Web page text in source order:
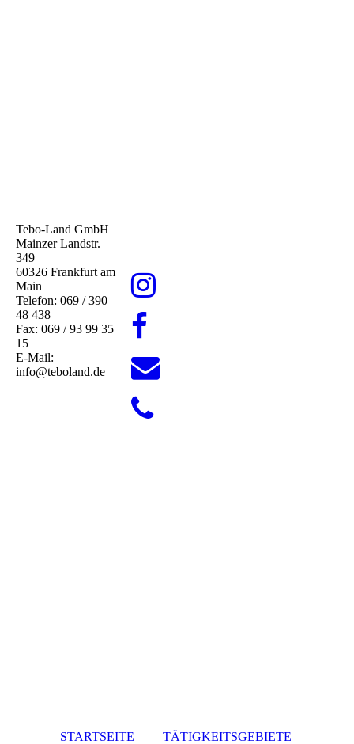
Tebo-Land GmbH
Mainzer Landstr.
349
60326 Frankfurt am
Main
Telefon: 069 / 390
48 438
Fax: 069 / 93 99 35
15
E-Mail:
info@teboland.de
STARTSEITE TÄTIGKEITSGEBIETE